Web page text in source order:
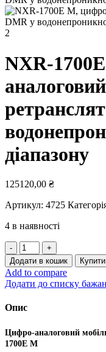
NXR-
діапазону
125120,00 ₴
Артикул: 4725
4 в наявності
NXR-
1700E
М,
цифро-
аналоговий
ретранслятор
у
водонепроникному
Додати в кошик
Add to compare
Додати до списку
Опис
Цифро-аналоговий
1700E М